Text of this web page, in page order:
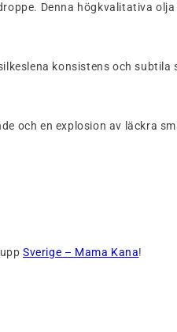
Denna högkvalitativa
konsistens och
och en explosion av läckra
Sverige – Mama Kana!